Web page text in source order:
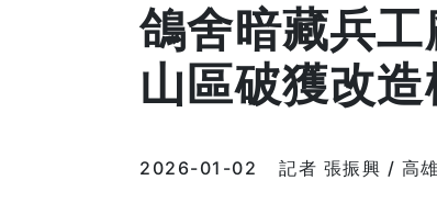
鴿舍暗藏兵
山區破獲改
2026-01-02 記者 張振興 / 高